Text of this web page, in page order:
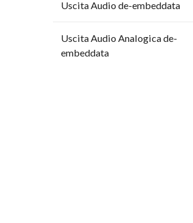
Uscita Audio de-embeddata
Uscita Audio Analogica de-
embeddata